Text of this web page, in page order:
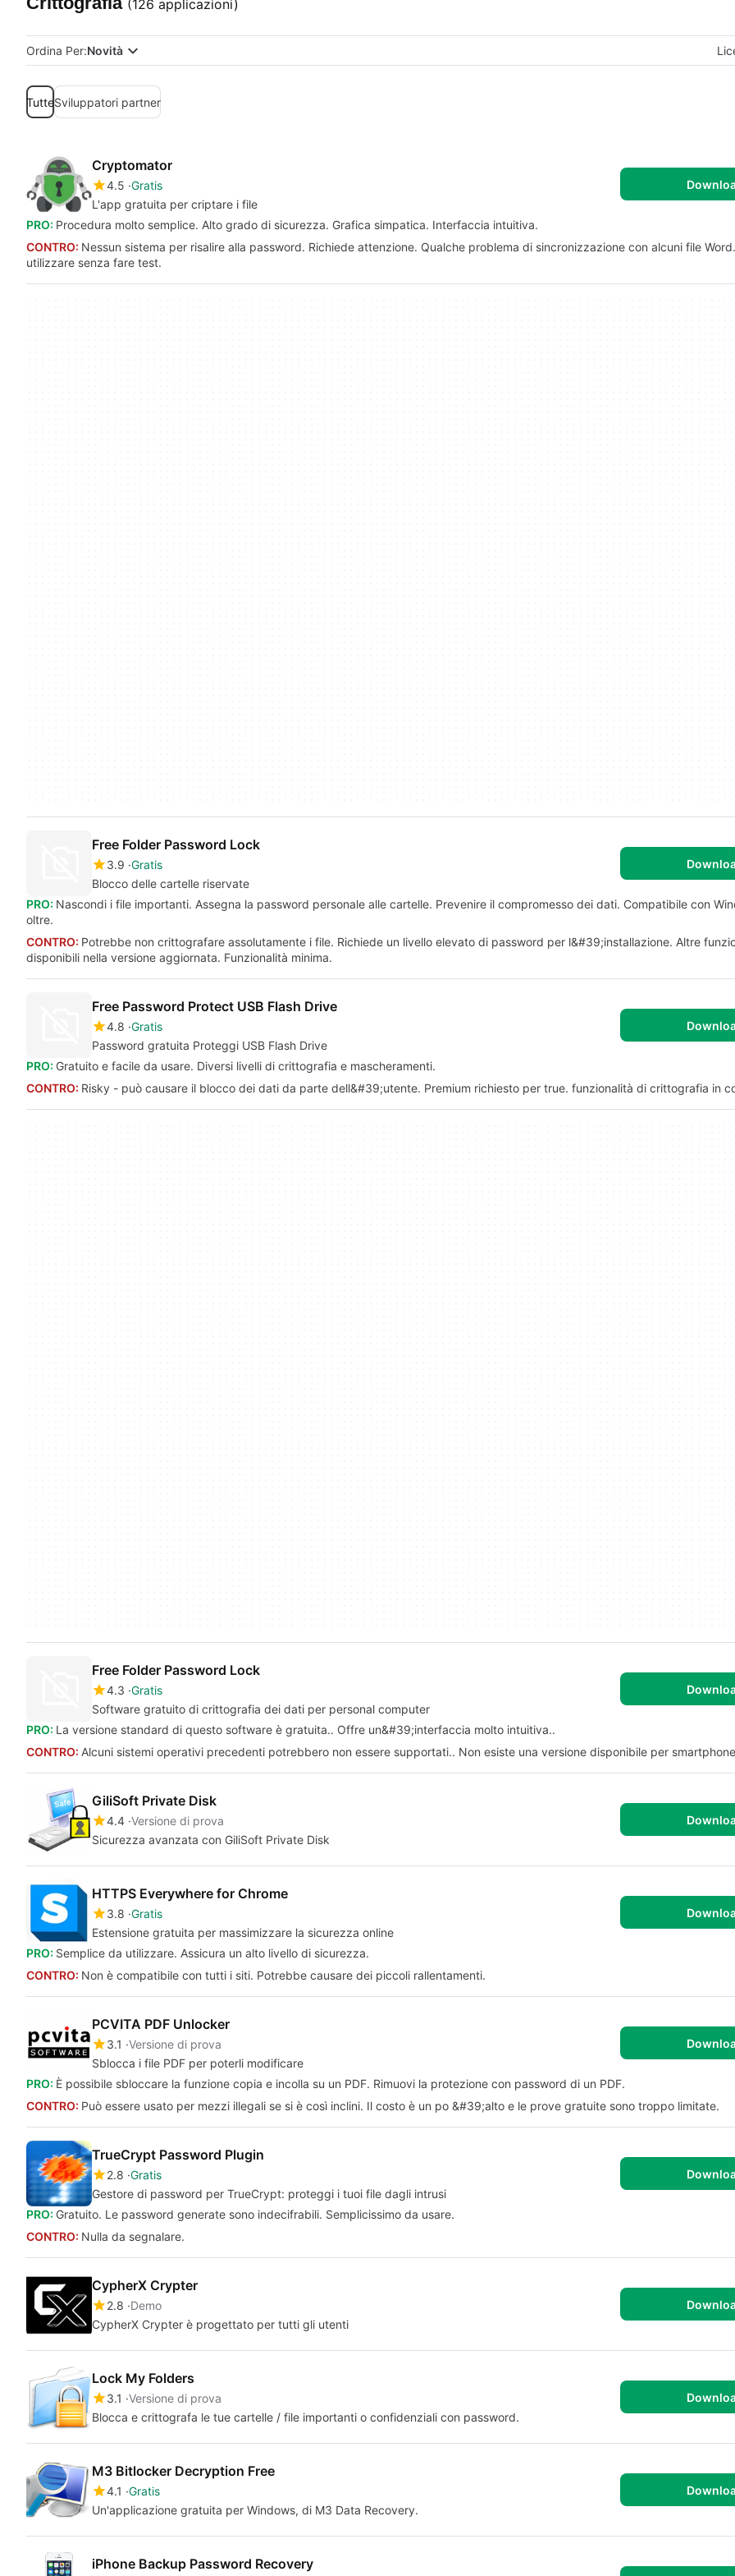
(126 applicazioni)
Ordina Per:Novità
TutteSviluppatori partner
Cryptomator
4.5 Gratis
L'app gratuita per criptare i file
PRO: Procedura molto semplice. Alto grado di sicurezza. Grafica simpatica. Interfaccia intuitiva.
CONTRO: Nessun sistema per risalire alla password. Richiede attenzione. Qualche problema di sincronizzazione con alcuni file
utilizzare senza fare test.
Free Folder Password Lock
3.9 Gratis
Blocco delle cartelle riservate
PRO: Nascondi i file importanti. Assegna la password personale alle cartelle. Prevenire il compromesso dei dati. Compatibile con
oltre.
CONTRO: Potrebbe non crittografare assolutamente i file. Richiede un livello elevato di password per l&#39;installazione. Altre
disponibili nella versione aggiornata. Funzionalità minima.
Free Password Protect USB Flash Drive
4.8 Gratis
Password gratuita Proteggi USB Flash Drive
PRO: Gratuito e facile da usare. Diversi livelli di crittografia e mascheramenti.
CONTRO: Risky - può causare il blocco dei dati da parte dell&#39;utente. Premium richiesto per true. funzionalità di crittografia in
Free Folder Password Lock
4.3 Gratis
Software gratuito di crittografia dei dati per personal computer
PRO: La versione standard di questo software è gratuita.. Offre un&#39;interfaccia molto intuitiva..
CONTRO: Alcuni sistemi operativi precedenti potrebbero non essere supportati.. Non esiste una versione disponibile per
GiliSoft Private Disk
4.4 Versione di prova
Sicurezza avanzata con GiliSoft Private Disk
HTTPS Everywhere for Chrome
3.8 Gratis
Estensione gratuita per massimizzare la sicurezza online
PRO: Semplice da utilizzare. Assicura un alto livello di sicurezza.
CONTRO: Non è compatibile con tutti i siti. Potrebbe causare dei piccoli rallentamenti.
PCVITA PDF Unlocker
3.1 Versione di prova
Sblocca i file PDF per poterli modificare
PRO: È possibile sbloccare la funzione copia e incolla su un PDF. Rimuovi la protezione con password di un PDF.
CONTRO: Può essere usato per mezzi illegali se si è così inclini. Il costo è un po &#39;alto e le prove gratuite sono troppo limitate.
TrueCrypt Password Plugin
2.8 Gratis
Gestore di password per TrueCrypt: proteggi i tuoi file dagli intrusi
PRO: Gratuito. Le password generate sono indecifrabili. Semplicissimo da usare.
CONTRO: Nulla da segnalare.
CypherX Crypter
2.8 Demo
CypherX Crypter è progettato per tutti gli utenti
Lock My Folders
3.1 Versione di prova
Blocca e crittografa le tue cartelle / file importanti o confidenziali con password.
M3 Bitlocker Decryption Free
4.1 Gratis
Un'applicazione gratuita per Windows, di M3 Data Recovery.
iPhone Backup Password Recovery